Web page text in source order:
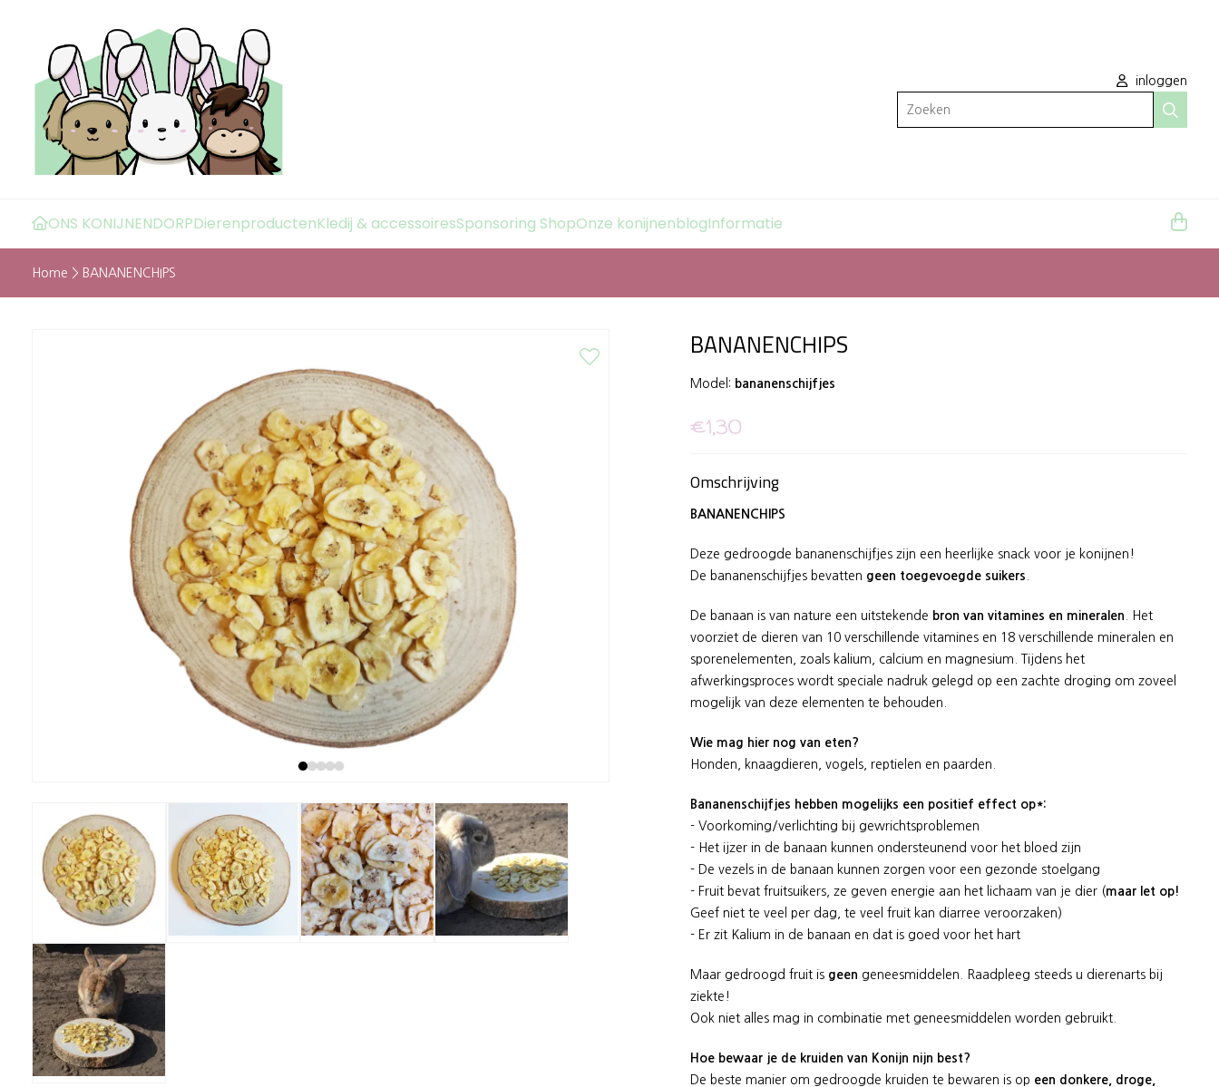
inloggen
Zoeken
ONS KONIJNENDORPDierenproductenKledij & accessoiresSponsoring ShopOnze konijnenblogInformatie
Home > BANANENCHIPS
BANANENCHIPS
Model: bananenschijfjes
€1,30
Omschrijving
BANANENCHIPS
Deze gedroogde bananenschijfjes zijn een heerlijke snack voor je konijnen!
De bananenschijfjes bevatten geen toegevoegde suikers
De banaan is van nature een uitstekende bron van vitamines en mineralen . Het
voorziet de dieren van 10 verschillende vitamines en 18 verschillende mineralen en
sporenelementen, zoals kalium, calcium en magnesium. Tijdens het
afwerkingsproces wordt speciale nadruk gelegd op een zachte droging om zoveel
mogelijk van deze elementen te behouden.
Wie mag hier nog van eten?
Honden, knaagdieren, vogels, reptielen en paarden.
Bananenschijfjes hebben mogelijks een positief effect op*:
- Voorkoming/verlichting bij gewrichtsproblemen
- Het ijzer in de banaan kunnen ondersteunend voor het bloed zijn
- De vezels in de banaan kunnen zorgen voor een gezonde stoelgang
- Fruit bevat fruitsuikers, ze geven energie aan het lichaam van je dier (maar let op!
Geef niet te veel per dag, te veel fruit kan diarree veroorzaken)
- Er zit Kalium in de banaan en dat is goed voor het hart
Maar gedroogd fruit is geen geneesmiddelen. Raadpleeg steeds u dierenarts bij
ziekte!
Ook niet alles mag in combinatie met geneesmiddelen worden gebruikt.
Hoe bewaar je de kruiden van Konijn nijn best?
De beste manier om gedroogde kruiden te bewaren is op een donkere, droge,